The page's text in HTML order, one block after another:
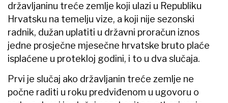
državljaninu treće zemlje koji ulazi u Republiku
Hrvatsku na temelju vize, a koji nije sezonski
radnik, dužan uplatiti u državni proračun iznos
jedne prosječne mjesečne hrvatske bruto plaće
isplaćene u protekloj godini, i to u dva slučaja.
Prvi je slučaj ako državljanin treće zemlje ne
počne raditi u roku predviđenom u ugovoru o